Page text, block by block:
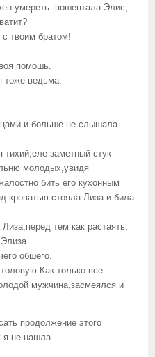
умереть.-пошептала Элис,-
твоим братом!
помошь.
тоже ведьма.
и больше не слышала
заметный стук
молодых,увидя
бить его кухонным
кроватью стояла Лиза и била
тем как растаять.
обшего.
только все
мужчина,засмеялся и
продолжение этого
я не нашла.